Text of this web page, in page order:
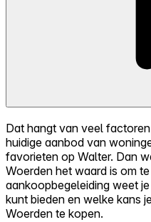
Dat hangt van veel
huidige aanbod van
favorieten op Walter. Dan
Woerden het waard is om
aankoopbegeleiding weet
kunt bieden en welke kans
Woerden te kopen.